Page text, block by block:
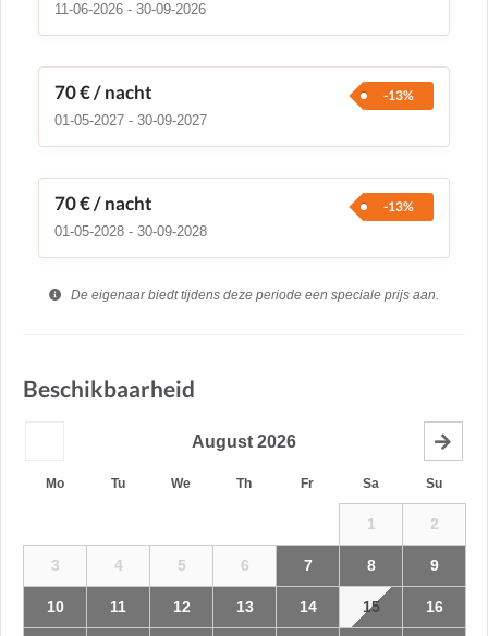
11-06-2026 - 30-09-2026
70 €/ nacht
-13%
01-05-2027 - 30-09-2027
70 €/ nacht
-13%
01-05-2028 - 30-09-2028
De eigenaar biedt tijdens deze periode een speciale prijs aan.
Beschikbaarheid
August 2026
Mo Tu We Th Fr Sa Su
1 2
3 4 5 6 7 8 9
10 11 12 13 14 15 16